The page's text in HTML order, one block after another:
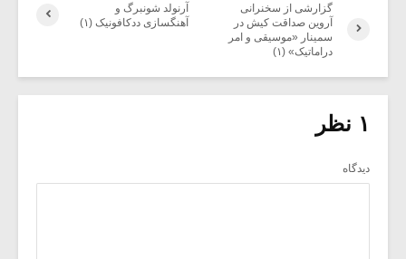
آرنولد شونبرگ و
آهنگسازی ددکافونیک (۱)
گزارشی از سخنرانی
آروین صداقت کیش در
سمینار «موسیقی و امر
دراماتیک» (۱)
۱ نظر
دیدگاه